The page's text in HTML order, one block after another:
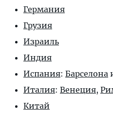
Германия
Грузия
Израиль
Индия
Испания: Барселона
Италия: Венеция,
Китай